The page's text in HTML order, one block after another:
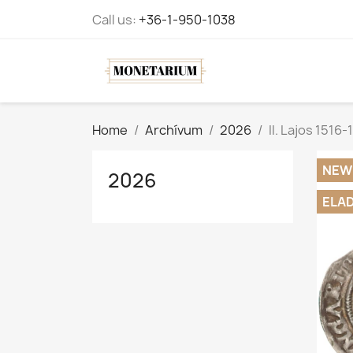
Call us: +36-1-950-1038
Home Archívum 2026 II. Lajos
2026
NEW